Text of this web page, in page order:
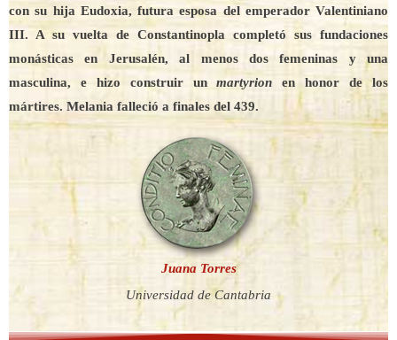
con su hija Eudoxia, futura esposa del emperador Valentiniano
III. A su vuelta de Constantinopla completó sus fundaciones
monásticas en Jerusalén, al menos dos femeninas y una
masculina, e hizo construir unmartyrion en honor de los
mártires. Melania falleció a finales del 439.
Juana Torres
Universidad de Cantabria